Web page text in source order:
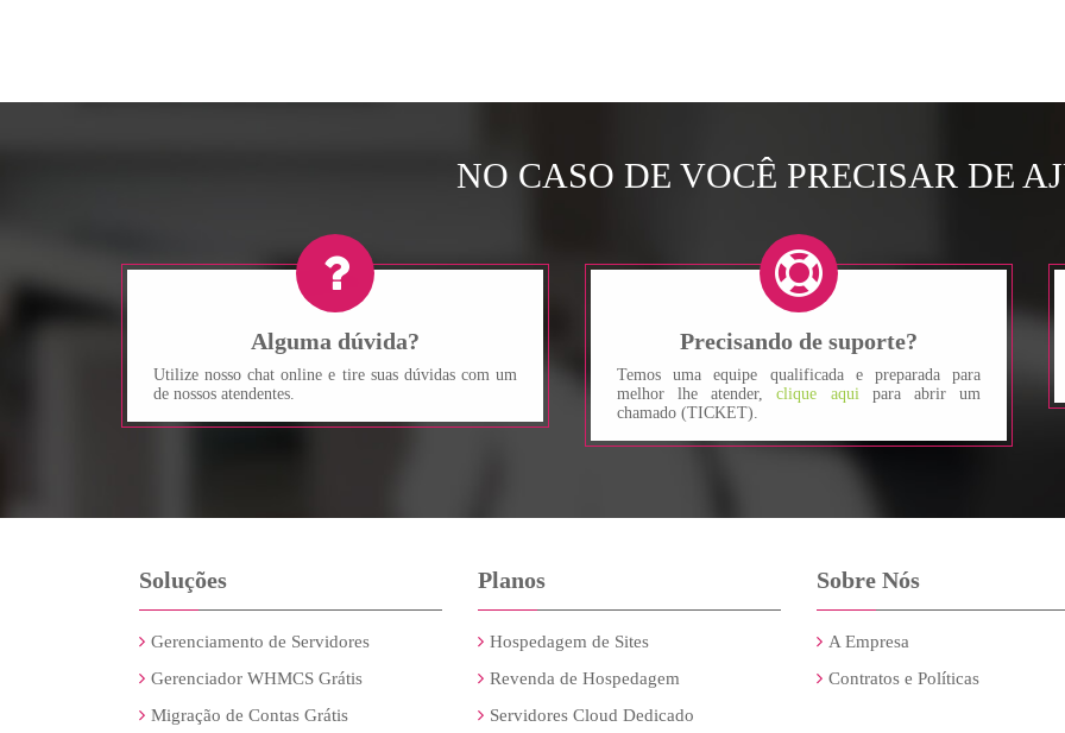
NO CASO DE VOCÊ PRECISAR DE
Alguma dúvida?
Utilize nosso chat online e tire suas dúvidas com um
de nossos atendentes.
Precisando de suporte?
Temos uma equipe qualificada e preparada para
melhor lhe atender,clique aquipara abrir um
chamado (TICKET).
Soluções
Gerenciamento de Servidores
Gerenciador WHMCS Grátis
Migração de Contas Grátis
Planos
Hospedagem de Sites
Revenda de Hospedagem
Servidores Cloud Dedicado
Sobre Nós
A Empresa
Contratos e Políticas